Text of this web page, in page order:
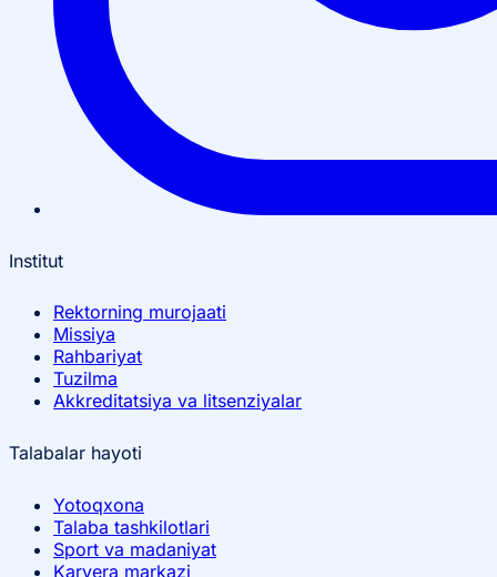
Institut
Rektorning murojaati
Missiya
Rahbariyat
Tuzilma
Akkreditatsiya va litsenziyalar
Talabalar hayoti
Yotoqxona
Talaba tashkilotlari
Sport va madaniyat
Karyera markazi